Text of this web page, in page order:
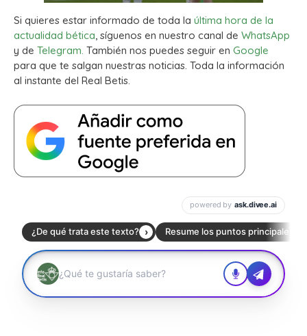
Si quieres estar informado de toda la última hora de la
actualidad bética , síguenos en nuestro canal de WhatsApp
y de Telegram. También nos puedes seguir en Google
para que te salgan nuestras noticias. Toda la información
al instante del Real Betis.